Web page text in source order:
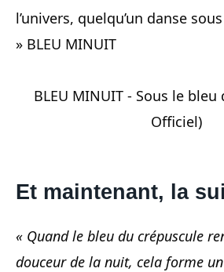
l’univers, quelqu’un danse
» BLEU MINUIT
BLEU MINUIT - Sous le
Officiel)
Et maintenant, la
« Quand le bleu du crépuscule
douceur de la nuit, cela forme